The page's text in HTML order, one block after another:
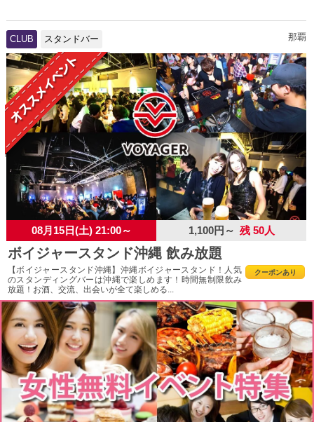
CLUB スタンドバー 那覇
08月15日(土) 21:00～ 1,100円～ 残 50人
ボイジャースタンド沖縄 飲み放題
クーポンあり
【ボイジャースタンド沖縄】沖縄ボイジャースタンド！人気
のスタンディングバーは沖縄で楽しめます！時間無制限飲み
放題！お酒、交流、出会いが全て楽しめる...